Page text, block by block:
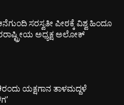
ಸರಸ್ವತೀ ಪೀಠಕ್ಕೆ ವಿಶ್ವ ಹಿಂದೂ
ಅಧ್ಯಕ್ಷ ಅಲೋಕ್
ಯಕ್ಷಗಾನ ತಾಳಮದ್ದಳೆ